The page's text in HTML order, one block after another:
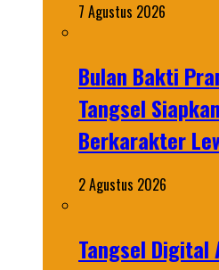
7 Agustus 2026
Bulan Bakti
Tangsel
Berkarakter
2 Agustus 2026
Tangsel Digital